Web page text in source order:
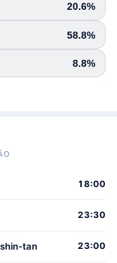
20.6%
58.8%
8.8%
18:00
23:30
tan 23:00